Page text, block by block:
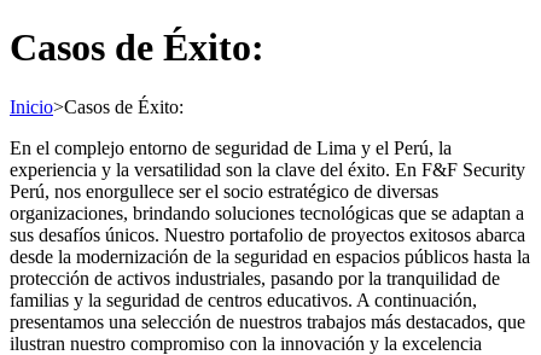
Casos de Éxito:
Inicio>Casos de Éxito:
En el complejo entorno de seguridad de Lima y el Perú, la
experiencia y la versatilidad son la clave del éxito. En F&F Security
Perú, nos enorgullece ser el socio estratégico de diversas
organizaciones, brindando soluciones tecnológicas que se adaptan a
sus desafíos únicos. Nuestro portafolio de proyectos exitosos abarca
desde la modernización de la seguridad en espacios públicos hasta la
protección de activos industriales, pasando por la tranquilidad de
familias y la seguridad de centros educativos. A continuación,
presentamos una selección de nuestros trabajos más destacados, que
ilustran nuestro compromiso con la innovación y la excelencia